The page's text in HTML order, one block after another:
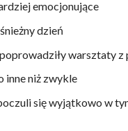
emocjonujące
dzień
warsztaty z
inne niż zwykle
się wyjątkowo w